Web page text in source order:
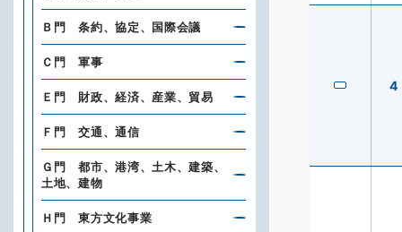
4
Ｂ門 条約、協定、国際会議
Ｃ門 軍事
Ｅ門 財政、経済、産業、貿易
Ｆ門 交通、通信
Ｇ門 都市、港湾、土木、建築、
土地、建物
Ｈ門 東方文化事業